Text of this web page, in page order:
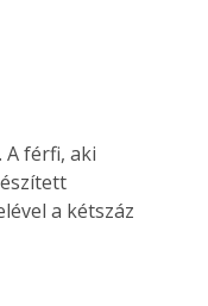
férfi, aki
a kétszáz